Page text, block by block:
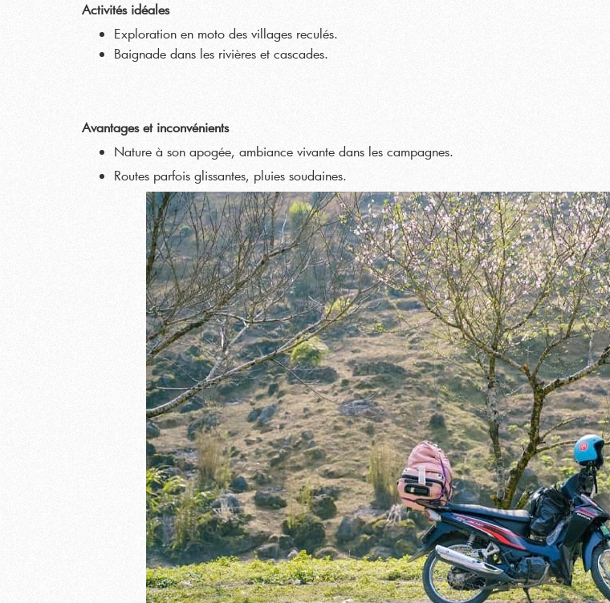
Activités idéales
Exploration en moto des villages reculés.
Baignade dans les rivières et cascades.
Avantages et inconvénients
Nature à son apogée, ambiance vivante dans les campagnes.
Routes parfois glissantes, pluies soudaines.